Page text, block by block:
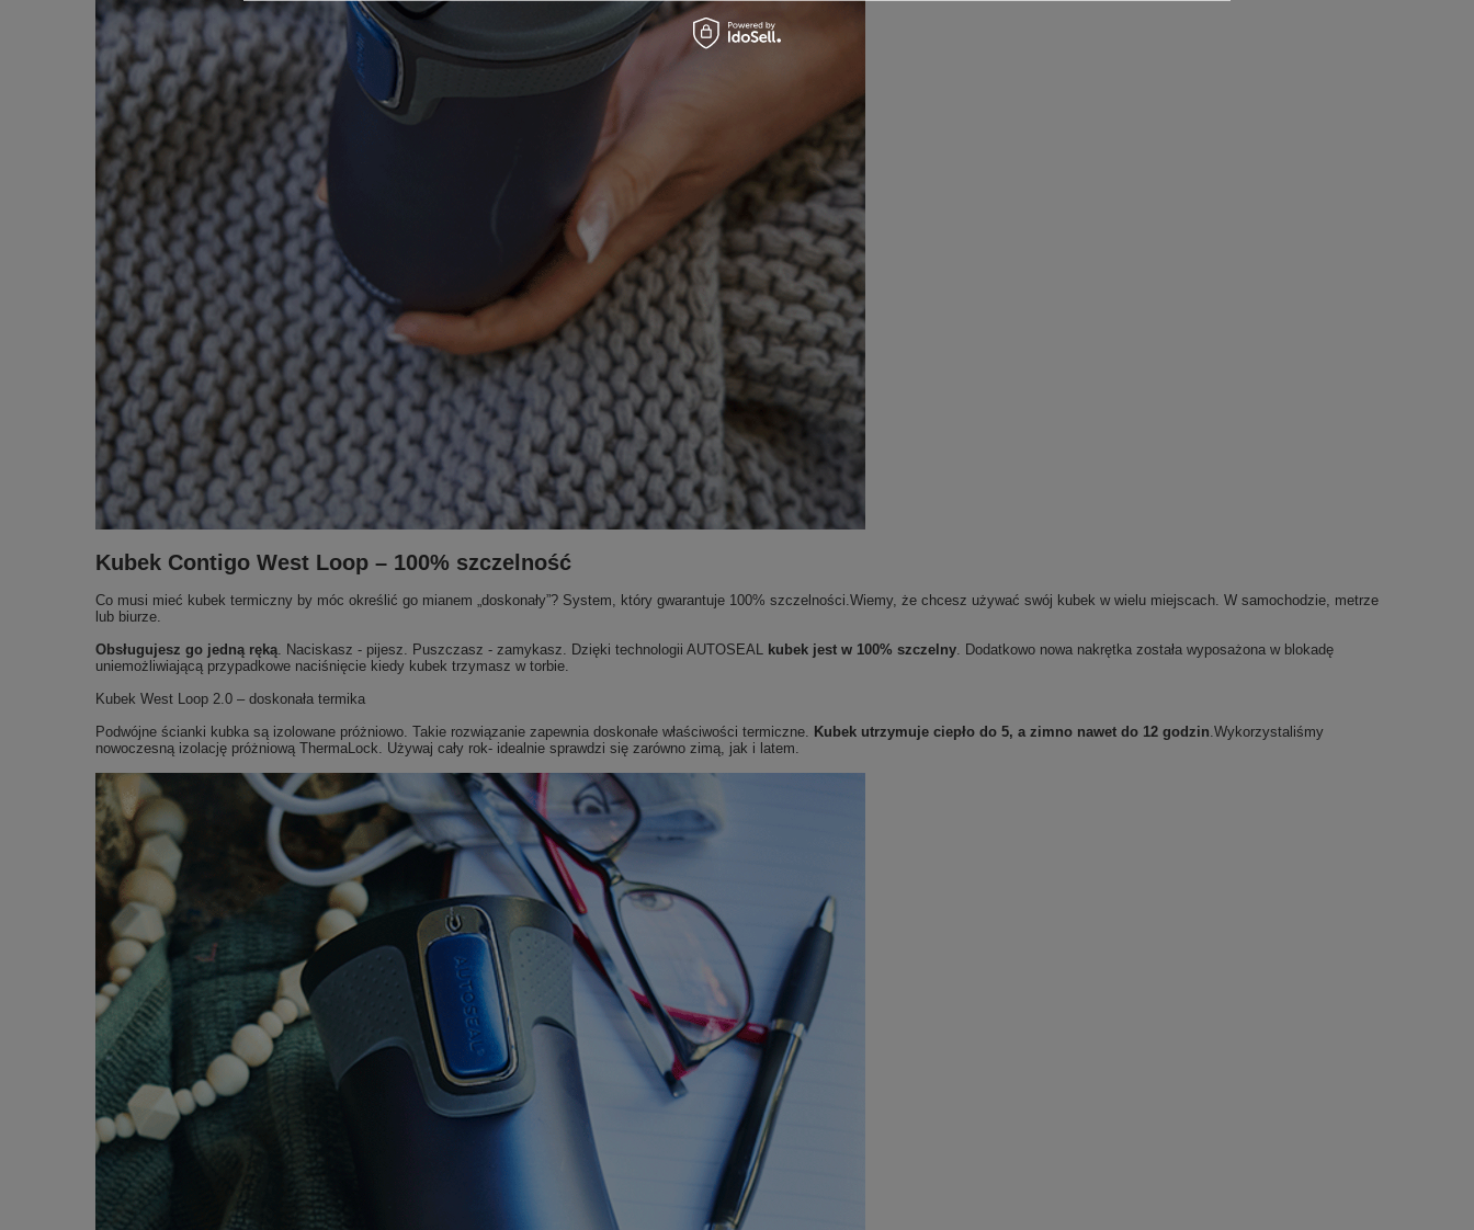
Kubek Contigo West Loop – 100% szczelność
Co musi mieć kubek termiczny by móc określić go mianem „doskonały”? System, który gwarantuje 100% szczelności.Wiemy, że chcesz używać swój kubek w wielu miejscach. W samochodzie, metrze
lub biurze.
Obsługujesz go jedną ręką. Naciskasz - pijesz. Puszczasz - zamykasz. Dzięki technologii AUTOSEAL kubek jest w 100% szczelny. Dodatkowo nowa nakrętka została wyposażona w blokadę
uniemożliwiającą przypadkowe naciśnięcie kiedy kubek trzymasz w torbie.
Kubek West Loop 2.0 – doskonała termika
Podwójne ścianki kubka są izolowane próżniowo. Takie rozwiązanie zapewnia doskonałe właściwości termiczne. Kubek utrzymuje ciepło do 5, a zimno nawet do 12 godzin.Wykorzystaliśmy
nowoczesną izolację próżniową ThermaLock. Używaj cały rok- idealnie sprawdzi się zarówno zimą, jak i latem.